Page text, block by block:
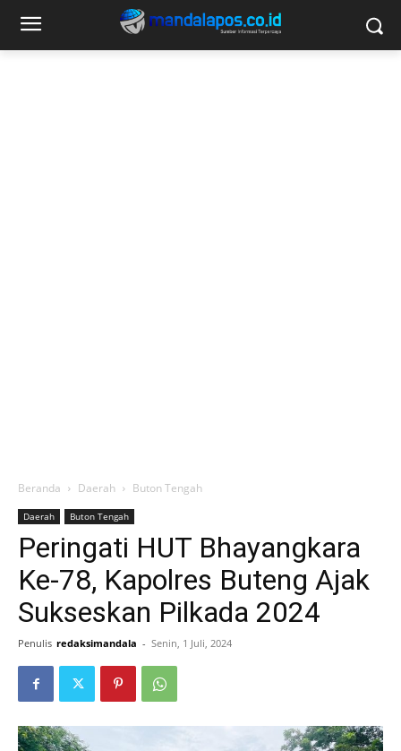
Beranda Daerah Buton Tengah
Daerah Buton Tengah
Peringati HUT Bhayangkara
Ke-78, Kapolres Buteng Ajak
Sukseskan Pilkada 2024
Penulis redaksimandala - Senin, 1 Juli, 2024